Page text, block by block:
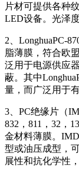
片材可提供各种
LED设备。光泽
2、LonghuaPC-
脂薄膜，符合欧
泛用于电源供应
蔽。其中
量，而广泛用于
3、PC绝缘片（
832，811，32，
金材料薄膜。
型或油压成型，
展性和抗化学性